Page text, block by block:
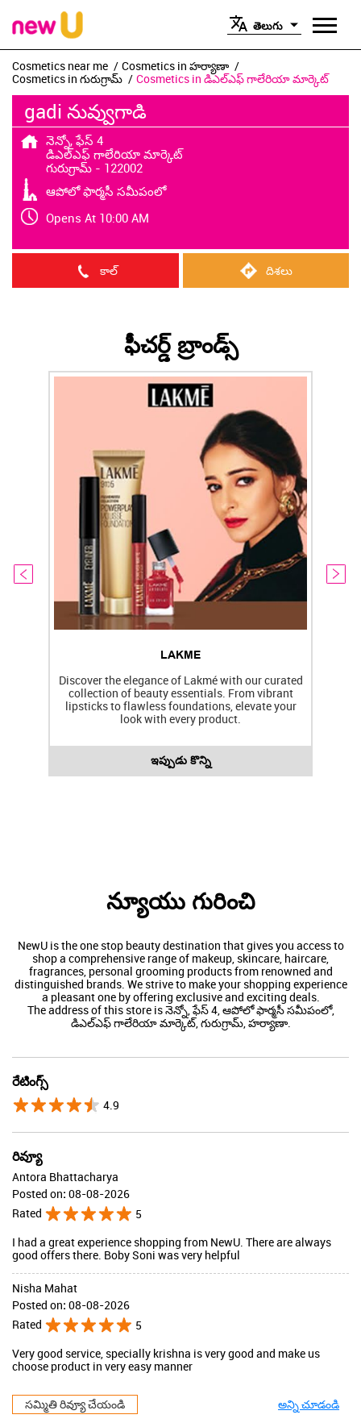
తెలుగు
Cosmetics near me
Cosmetics in హర్యాణా
Cosmetics in గురుగ్రామ్
Cosmetics in డిఎల్ఎఫ్ గాలేరియా మార్కెట్
gadi నువ్వుగాడి
నెన్నో, ఫేస్ 4
డిఎల్ఎఫ్ గాలేరియా మార్కెట్
గురుగ్రామ్ - 122002
ఆపోలో ఫార్మసీ సమీపంలో
Opens At 10:00 AM
కాల్ దిశలు
ఫీచర్డ్ బ్రాండ్స్
LAKME
Discover the elegance of Lakmé with our curated
collection of beauty essentials. From vibrant
lipsticks to flawless foundations, elevate your
look with every product.
ఇప్పుడు కొన్ని
న్యూయు గురించి
NewU is the one stop beauty destination that gives you access to
shop a comprehensive range of makeup, skincare, haircare,
fragrances, personal grooming products from renowned and
distinguished brands. We strive to make your shopping experience
a pleasant one by offering exclusive and exciting deals.
The address of this store is నెన్నో, ఫేస్ 4, ఆపోలో ఫార్మసీ సమీపంలో,
డిఎల్ఎఫ్ గాలేరియా మార్కెట్, గురుగ్రామ్, హర్యాణా.
రేటింగ్స్
4.9
రివ్యూ
Antora Bhattacharya
Posted on: 08-08-2026
Rated
5
I had a great experience shopping from NewU. There are always
good offers there. Boby Soni was very helpful
Nisha Mahat
Posted on: 08-08-2026
Rated
5
Very good service, specially krishna is very good and make us
choose product in very easy manner
సమ్మితి రివ్యూ చేయండి అన్ని చూడండి